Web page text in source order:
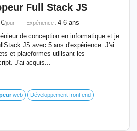
Full Stack JS
/jour Expérience : 4-6 ans
de conception en informatique et je
JS avec 5 ans d'expérience. J'ai
et plateformes utilisant les
J'ai acquis...
web Développement front-end